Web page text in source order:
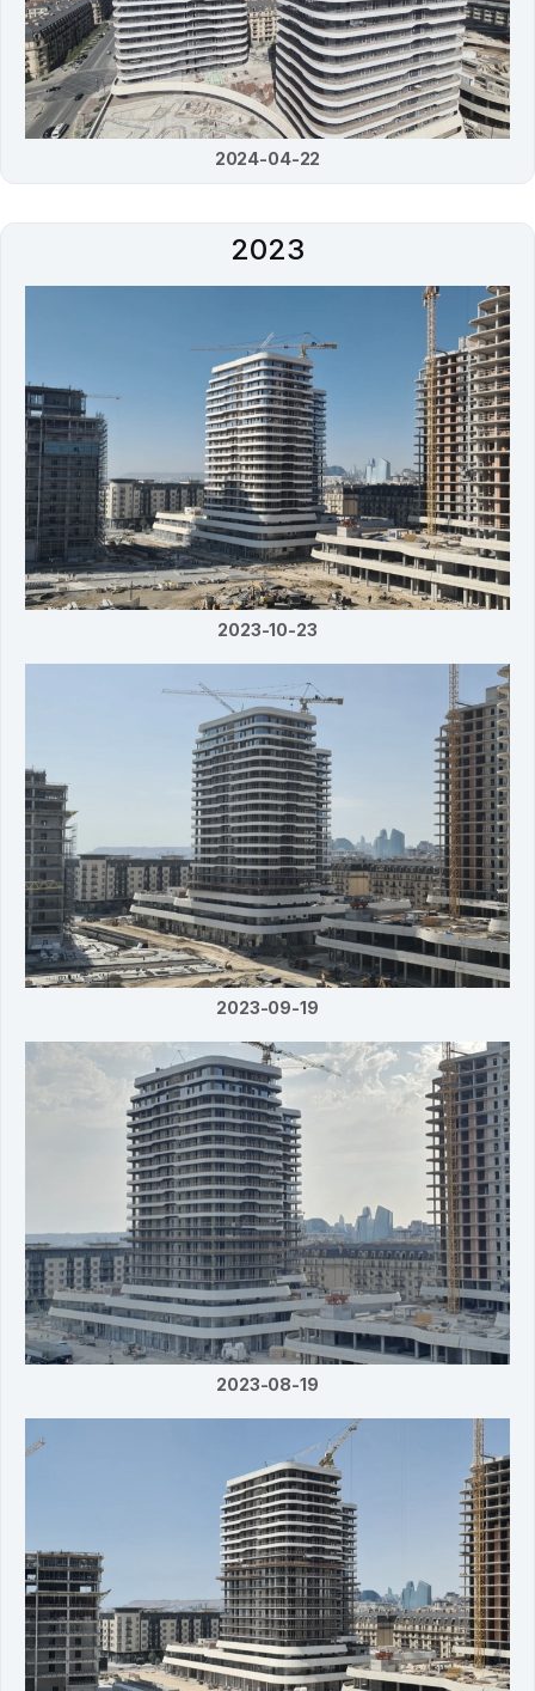
2024-04-22
2023
2023-10-23
2023-09-19
2023-08-19